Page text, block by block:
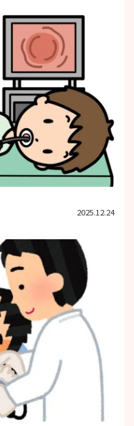
2025.12.24